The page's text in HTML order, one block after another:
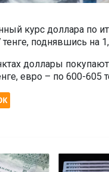
курс доллара по
поднявшись на
доллары
евро – по 600-605